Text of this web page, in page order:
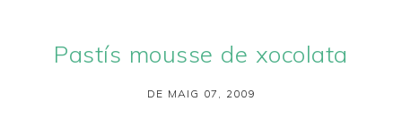
Pastís mousse de xocolata
DE MAIG 07, 2009